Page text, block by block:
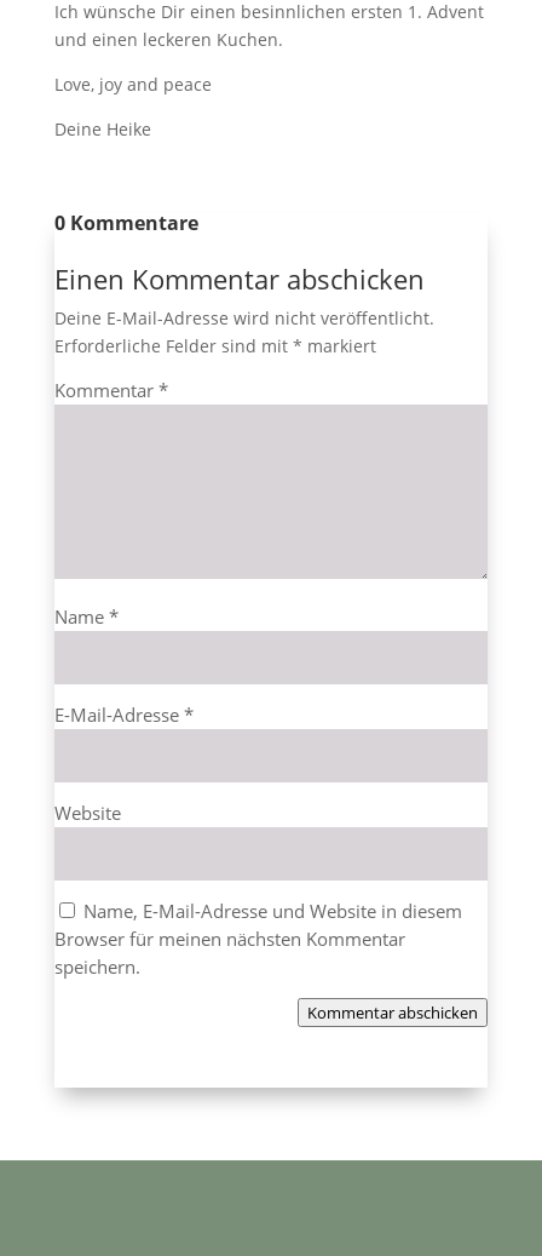
Ich wünsche Dir einen besinnlichen ersten 1. Advent
und einen leckeren Kuchen.
Love, joy and peace
Deine Heike
0 Kommentare
Einen Kommentar abschicken
Deine E-Mail-Adresse wird nicht veröffentlicht.
Erforderliche Felder sind mit * markiert
Kommentar *
Name *
E-Mail-Adresse *
Website
Name, E-Mail-Adresse und Website in diesem
Browser für meinen nächsten Kommentar
speichern.
Kommentar abschicken